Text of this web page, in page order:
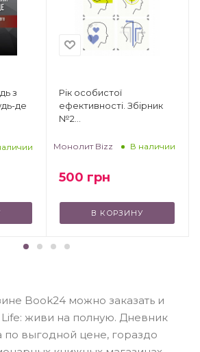
з
де
Рік особистої
ефективності. Збірник
№2
інтелект)
Монолит Bizz В наличии
500 грн
В КОРЗИНУ
Book24 можно заказать и
Life: живи на полную. Дневник
по выгодной цене, гораздо